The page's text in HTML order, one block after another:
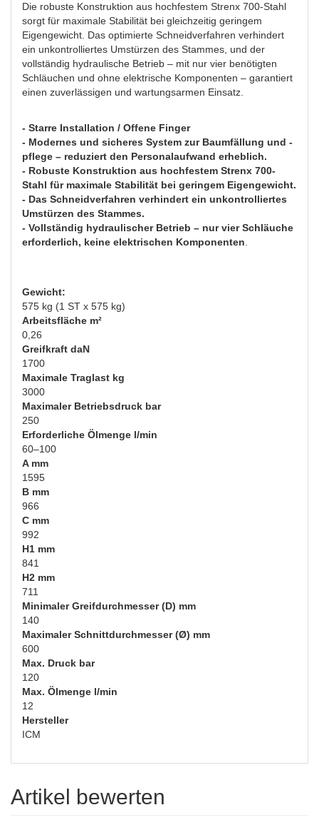
Die robuste Konstruktion aus hochfestem Strenx 700-Stahl
sorgt für maximale Stabilität bei gleichzeitig geringem
Eigengewicht. Das optimierte Schneidverfahren verhindert
ein unkontrolliertes Umstürzen des Stammes, und der
vollständig hydraulische Betrieb – mit nur vier benötigten
Schläuchen und ohne elektrische Komponenten – garantiert
einen zuverlässigen und wartungsarmen Einsatz.
- Starre Installation / Offene Finger
- Modernes und sicheres System zur Baumfällung und -
pflege – reduziert den Personalaufwand erheblich.
- Robuste Konstruktion aus hochfestem Strenx 700-
Stahl für maximale Stabilität bei geringem Eigengewicht.
- Das Schneidverfahren verhindert ein unkontrolliertes
Umstürzen des Stammes.
- Vollständig hydraulischer Betrieb – nur vier Schläuche
erforderlich, keine elektrischen Komponenten.
Gewicht:
575 kg (1 ST x 575 kg)
Arbeitsfläche m²
0,26
Greifkraft daN
1700
Maximale Traglast kg
3000
Maximaler Betriebsdruck bar
250
Erforderliche Ölmenge l/min
60–100
A mm
1595
B mm
966
C mm
992
H1 mm
841
H2 mm
711
Minimaler Greifdurchmesser (D) mm
140
Maximaler Schnittdurchmesser (Ø) mm
600
Max. Druck bar
120
Max. Ölmenge l/min
12
Hersteller
ICM
Artikel bewerten